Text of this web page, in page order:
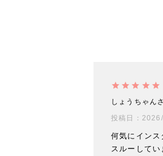
しょうちゃん
投稿日
何気にインス
スルーしてい